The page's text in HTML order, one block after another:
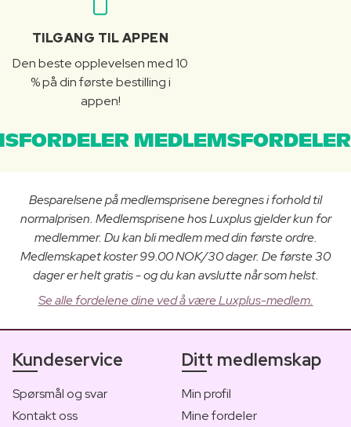
TILGANG TIL APPEN
Den beste opplevelsen med 10
% på din første bestilling i
appen!
Besparelsene på medlemsprisene beregnes i forhold til
normalprisen. Medlemsprisene hos Luxplus gjelder kun for
medlemmer. Du kan bli medlem med din første ordre.
Medlemskapet koster 99.00 NOK/30 dager. De første 30
dager er helt gratis - og du kan avslutte når som helst.
Se alle fordelene dine ved å være Luxplus-medlem.
Kundeservice
Spørsmål og svar
Kontakt oss
Ditt medlemskap
Min profil
Mine fordeler